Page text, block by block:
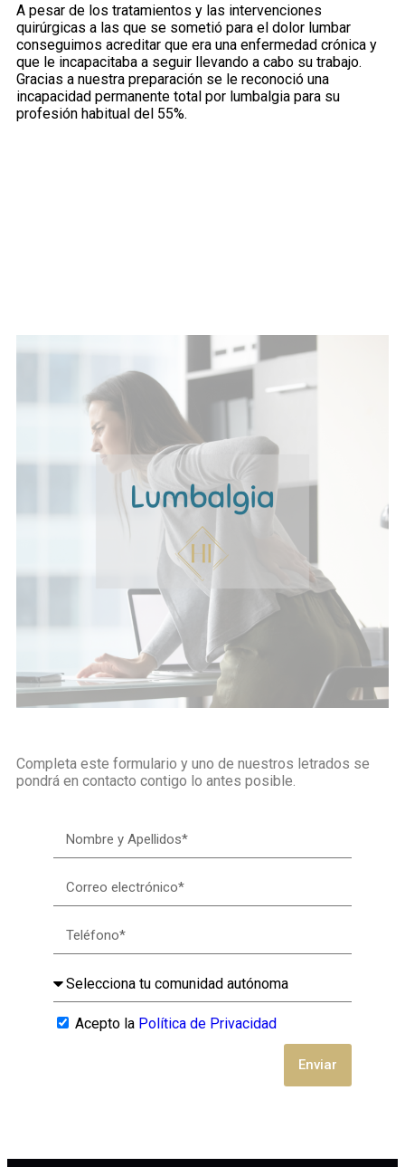
A pesar de los tratamientos y las intervenciones
quirúrgicas a las que se sometió para el dolor lumbar
conseguimos acreditar que era una enfermedad crónica y
que le incapacitaba a seguir llevando a cabo su trabajo.
Gracias a nuestra preparación se le reconoció una
incapacidad permanente total por lumbalgia para su
profesión habitual del 55%.
Completa este formulario y uno de nuestros letrados se
pondrá en contacto contigo lo antes posible.
Acepto la Política de Privacidad
Enviar